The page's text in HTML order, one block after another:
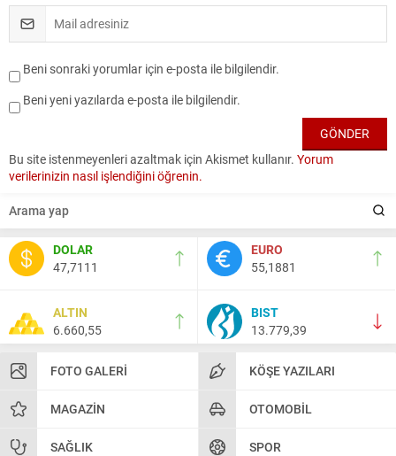
DOLAR
47,7111
EURO
55,1881
ALTIN
6.660,55
BIST
13.779,39
FOTO GALERI KÖŞE YAZILARI
MAGAZIN OTOMOBIL
SAĞLIK SPOR
Beni sonraki yorumlar için e-posta ile bilgilendir.
Beni yeni yazılarda e-posta ile bilgilendir.
Bu site istenmeyenleri azaltmak için Akismet kullanır. Yorum
verilerinizin nasıl işlendiğini öğrenin.